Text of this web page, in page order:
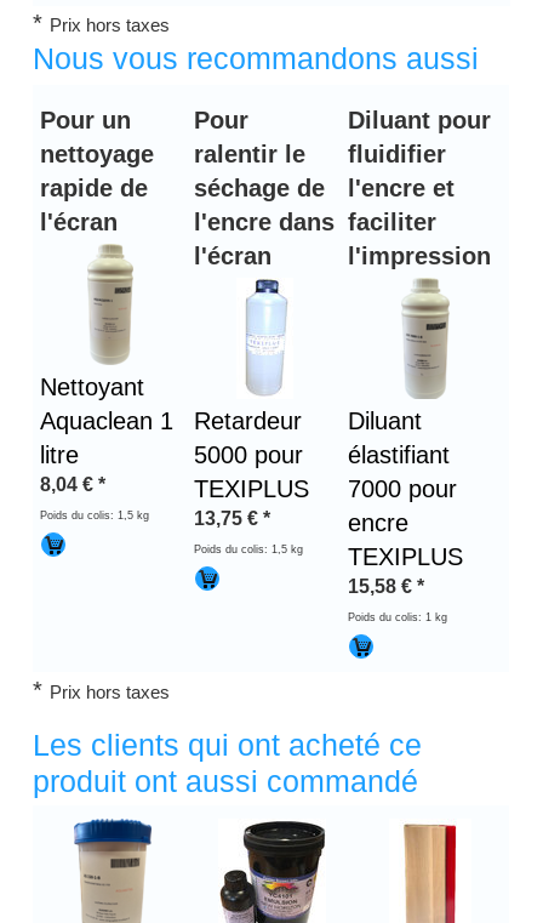
* Prix hors taxes
Nous vous recommandons aussi
Pour un
nettoyage
rapide de
l'écran
Nettoyant
Aquaclean 1
litre
8,04 € *
Poids du colis: 1,5 kg
Pour
ralentir le
séchage de
l'encre dans
l'écran
Retardeur
5000 pour
TEXIPLUS
13,75 € *
Poids du colis: 1,5 kg
Diluant pour
fluidifier
l'encre et
faciliter
l'impression
Diluant
élastifiant
7000 pour
encre
TEXIPLUS
15,58 € *
Poids du colis: 1 kg
* Prix hors taxes
Les clients qui ont acheté ce
produit ont aussi commandé
Titre 1